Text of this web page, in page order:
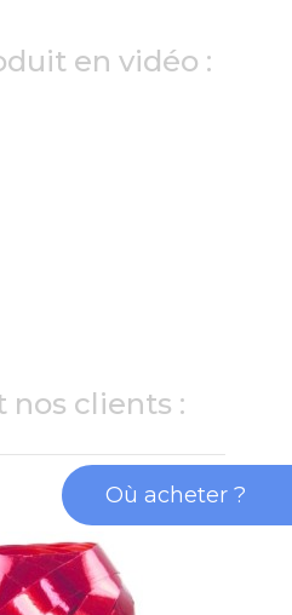
en vidéo :
nos clients :
Où acheter ?